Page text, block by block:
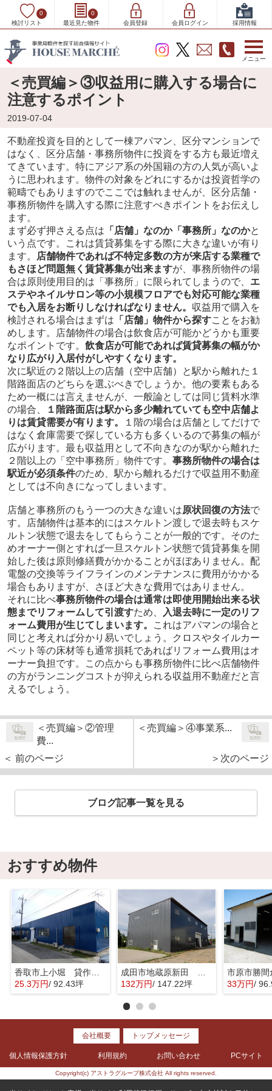
検討リスト
0
最近見た物件
0
会員登録
会員ログイン 採用情報
メニュー
＜売買編＞③収益用に購入する場合に
注意するポイント
2019-07-04
不動産投資を目的として一棟アパマン、区分マンションで
はなく、区分店舗・事務所物件に投資をする方も最近増え
てきています。特にアジア系の外国籍の方の人気が高いよ
うに思われます。物件の対象をどれにするかは投資哲学の
範疇でもありますのでここでは触れませんが、区分店舗・
事務所物件を購入する際に注意すべきポイントをお伝えし
ます。
まず必ず押さえる点は 「店舗」なのか「事務所」なのかと
いう点です。これは賃貸募集をする際に大きな違いが有り
ます。
店舗物件であれば不特定多数の方が来店する業種で
もさほど問題無く賃貸募集が出来ますが、事務所物件の場
合は原則使用目的は「事務所」に限られてしまうので、 エ
ステやネイルサロン等の小規模フロアでも対応可能な業種
でも入居をお断りしなければなりません。 収益用で購入を
検討される場合はまずは 「店舗」物件から探すことをお勧
めします。店舗物件の場合は飲食店が可能かどうかも重要
なポイントです。 飲食店が可能であれば賃貸募集の幅がか
なり広がり入居付がしやすくなります。
次に駅近の２階以上の店舗（空中店舗）と駅から離れた１
階路面店のどちらを選ぶべきでしょうか。他の要素もある
ため一概には言えませんが、一般論としては同じ賃料水準
の場合、
１階路面店は駅から多少離れていても空中店舗よ
りは賃貸需要が有ります。
１階の場合は店舗としてだけで
はなく倉庫需要で探している方も多くいるので募集の幅が
広がります。最も収益用として不向きなのが駅から離れた
２階以上の「空中事務所」物件です。 事務所物件の場合は
駅近が必須条件のため、駅から離れるだけで収益用不動産
としては不向きになってしまいます。
店舗と事務所のもう一つの大きな違いは原状回復の方法で
す。店舗物件は基本的にはスケルトン渡しで退去時もスケ
ルトン状態で退去をしてもらうことが一般的です。そのた
めオーナー側とすれば一旦スケルトン状態で賃貸募集を開
始した後は原則修繕費がかかることがほぼありません。配
電盤の交換等ライフラインのメンテナンスに費用がかかる
場合もありますが、さほど大きな費用ではありません。
それに比べ事務所物件の場合は通常は即使用開始出来る状
態までリフォームして引渡すため、
入退去時に一定のリフ
ォーム費用が生じてしまいます。
これはアパマンの場合と
同じと考えれば分かり易いでしょう。クロスやタイルカー
ペット等の床材等も通常損耗であればリフォーム費用はオ
ーナー負担です。この点からも事務所物件に比べ店舗物件
の方がランニングコストが抑えられる収益用不動産だと言
えるでしょう。
＜売買編＞②管理
費...
＜ 前のページ
＜売買編＞④事業系...
＞次のページ
ブログ記事一覧を見る
おすすめ物件
香取市上小堀 貸作業場・倉庫
25.3万円/ 92.43坪
132万円/ 147.22坪 33万円/
会社概要 トップメッセージ
個人情報保護方針 利用規約 お問い合わせ PCサイト
Copyright(c) アストラグループ株式会社 All rights reserved.